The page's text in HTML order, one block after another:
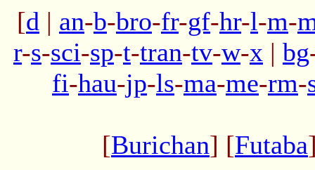
[d | an-b-bro-fr-gf-hr-l-m-
r-s-sci-sp-t-tran-tv-w-x | bg
fi-hau-jp-ls-ma-me-rm-
[Burichan] [Futaba